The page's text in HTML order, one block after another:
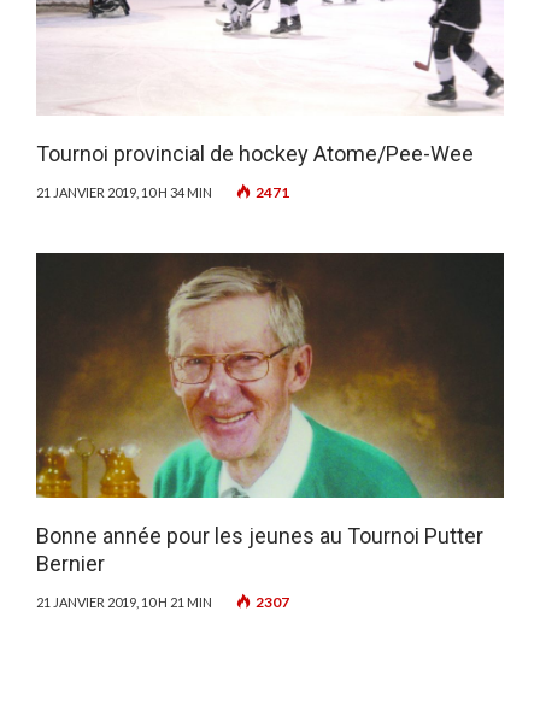
Tournoi provincial de hockey Atome/Pee-Wee
21 JANVIER 2019, 10 H 34 MIN 2471
Bonne année pour les jeunes au Tournoi Putter
Bernier
21 JANVIER 2019, 10 H 21 MIN 2307